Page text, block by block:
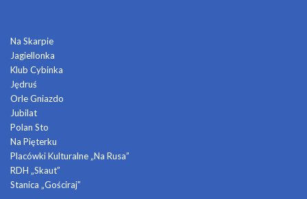
Na Skarpie
Jagiellonka
Klub Cybinka
Jędruś
Orle Gniazdo
Jubilat
Polan Sto
Na Pięterku
Placówki Kulturalne „Na Rusa”
RDH „Skaut”
Stanica „Gościraj”